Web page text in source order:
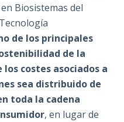
Biosistemas del
de los principales
de la
costes asociados a
sea distribuido de
toda la cadena
, en lugar de